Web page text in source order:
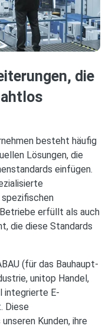
die
besteht häufig
Lösungen, die
einfügen.
erfüllt als auch
die diese Standards
(für das Bauhaupt-
unitop Handel,
integrierte E-
Diese
Kunden, ihre